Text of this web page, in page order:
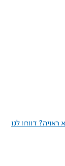
דווחו לנו